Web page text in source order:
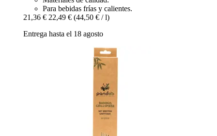
Para bebidas frías y calientes.
21,36 € 22,49 € (44,50 € / l)
Entrega hasta el 18 agosto